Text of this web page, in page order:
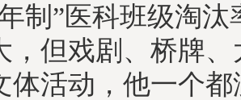
制”医科班级淘
，但戏剧、桥牌
体活动，他一